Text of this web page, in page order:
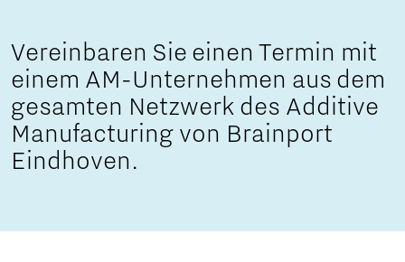
Vereinbaren Sie einen Termin mit
einem AM-Unternehmen aus dem
gesamten Netzwerk des Additive
Manufacturing von Brainport
Eindhoven.